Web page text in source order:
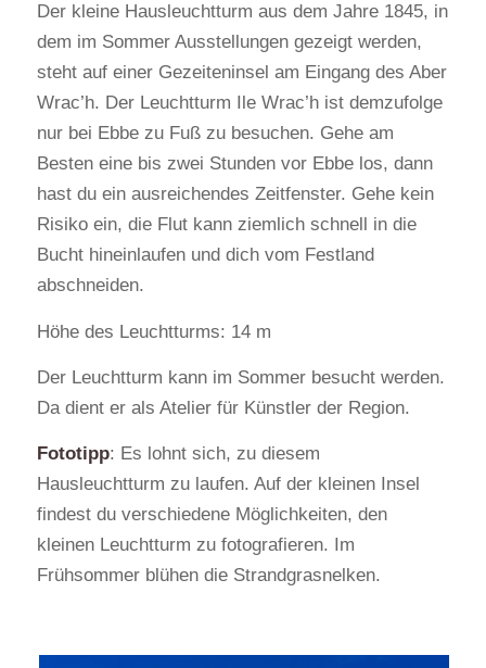
Der kleine Hausleuchtturm aus dem Jahre 1845, in
dem im Sommer Ausstellungen gezeigt werden,
steht auf einer Gezeiteninsel am Eingang des Aber
Wrac’h. Der Leuchtturm Ile Wrac’h ist demzufolge
nur bei Ebbe zu Fuß zu besuchen. Gehe am
Besten eine bis zwei Stunden vor Ebbe los, dann
hast du ein ausreichendes Zeitfenster. Gehe kein
Risiko ein, die Flut kann ziemlich schnell in die
Bucht hineinlaufen und dich vom Festland
abschneiden.
Höhe des Leuchtturms: 14 m
Der Leuchtturm kann im Sommer besucht werden.
Da dient er als Atelier für Künstler der Region.
Fototipp: Es lohnt sich, zu diesem
Hausleuchtturm zu laufen. Auf der kleinen Insel
findest du verschiedene Möglichkeiten, den
kleinen Leuchtturm zu fotografieren. Im
Frühsommer blühen die Strandgrasnelken.